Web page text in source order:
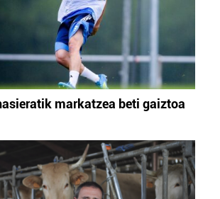
markatzea beti gaiztoa